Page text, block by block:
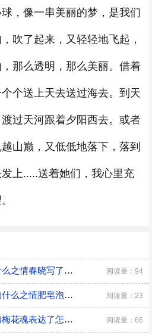
，像一串美丽的梦，是我们
吹了起来，又轻轻地飞起，
那么透明，那么美丽。借着
个送上天去送过海去。到天
过天河跟着夕阳西去。或者
山巅，又低低地落下，落到
上.....送着她们，我心里充
春晓表达了作者对春天的什么之情春晓写了作者什么心情 阅读量：94
肥皂泡表达了作者对童年的什么之情肥皂泡表现了作者什么之情 阅读量：23
梅花魂表达了作者什么之情梅花魂表达了怎样的思想感情 阅读量：66